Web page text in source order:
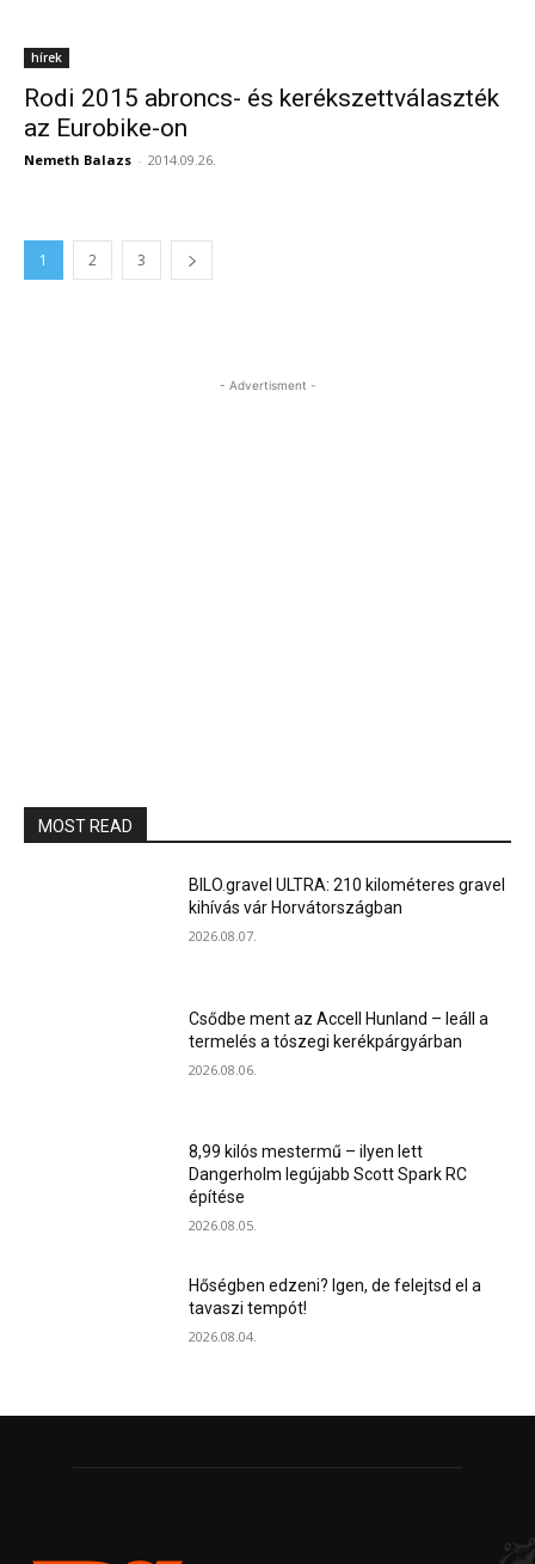
hírek
Rodi 2015 abroncs- és kerékszettválaszték
az Eurobike-on
Nemeth Balazs - 2014.09.26.
1 2 3
- Advertisment -
MOST READ
BILO.gravel ULTRA: 210 kilométeres gravel
kihívás vár Horvátországban
2026.08.07.
Csődbe ment az Accell Hunland – leáll a
termelés a tószegi kerékpárgyárban
2026.08.06.
8,99 kilós mestermű – ilyen lett
Dangerholm legújabb Scott Spark RC
építése
2026.08.05.
Hőségben edzeni? Igen, de felejtsd el a
tavaszi tempót!
2026.08.04.